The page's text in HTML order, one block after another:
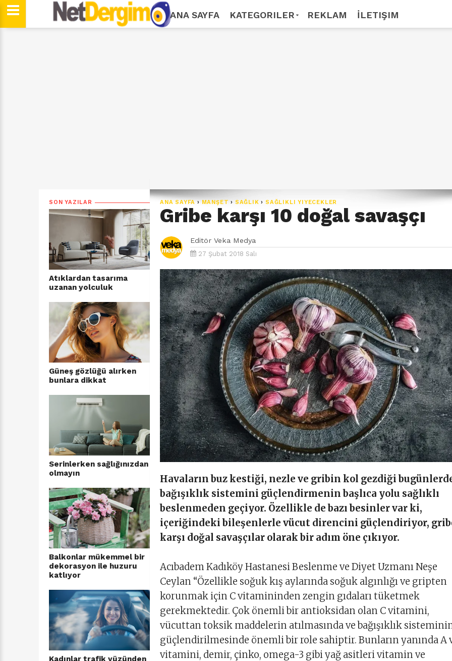
ANA SAYFA KATEGORILER REKLAM İLETIŞIM
SON YAZILAR
Atıklardan tasarıma
uzanan yolculuk
Güneş gözlüğü alırken
bunlara dikkat
Serinlerken sağlığınızdan
olmayın
Balkonlar mükemmel bir
dekorasyon ile huzuru
katlıyor
Kadınlar trafik yüzünden
ANA SAYFA › MANŞET › SAĞLIK ›SAĞLIKLI YIYECEKLER
Gribe karşı 10 doğal savaşçı
Editör Veka Medya
27 Şubat 2018 Salı
Havaların buz kestiği, nezle ve gribin kol gezdiği
bağışıklık sistemini güçlendirmenin başlıca yolu sağlıklı
beslenmeden geçiyor. Özellikle de bazı besinler var ki,
içeriğindeki bileşenlerle vücut direncini güçlendiriyor,
karşı doğal savaşçılar olarak bir adım öne çıkıyor.
Acıbadem Kadıköy Hastanesi Beslenme ve Diyet Uzmanı Neşe
Ceylan “Özellikle soğuk kış aylarında soğuk algınlığı ve gripten
korunmak için C vitamininden zengin gıdaları tüketmek
gerekmektedir. Çok önemli bir antioksidan olan C vitamini,
vücuttan toksik maddelerin atılmasında ve bağışıklık
güçlendirilmesinde önemli bir role sahiptir. Bunların yanında A
vitamini, demir, çinko, omega-3 gibi yağ asitleri vitamin ve